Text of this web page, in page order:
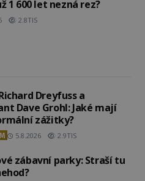
1 600 let nezná rez?
2.8TIS
Dreyfuss a
Dave Grohl: Jaké mají
zážitky?
5.8.2026 2.9TIS
zábavní parky: Straší tu